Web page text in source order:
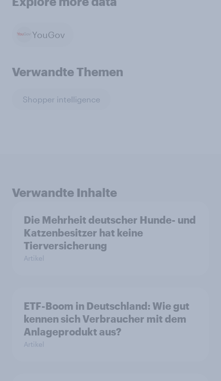
YouGov
Verwandte Themen
Shopper intelligence
Verwandte Inhalte
Die Mehrheit deutscher Hunde- und
Katzenbesitzer hat keine
Tierversicherung
Artikel
ETF-Boom in Deutschland: Wie gut
kennen sich Verbraucher mit dem
Anlageprodukt aus?
Artikel